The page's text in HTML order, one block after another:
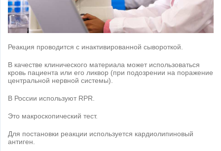
Реакция проводится с инактивированной сывороткой.
В качестве клинического материала может использоваться
кровь пациента или его ликвор (при подозрении на поражение
центральной нервной системы).
В России используют RPR.
Это макроскопический тест.
Для постановки реакции используется кардиолипиновый
антиген.